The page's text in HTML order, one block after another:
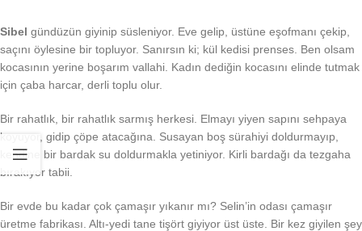
Sibel gündüzün giyinip süsleniyor. Eve gelip, üstüne eşofmanı çekip,
saçını öylesine bir topluyor. Sanırsın ki; kül kedisi prenses. Ben olsam
kocasının yerine boşarım vallahi. Kadın dediğin kocasını elinde tutmak
için çaba harcar, derli toplu olur.
Bir rahatlık, bir rahatlık sarmış herkesi. Elmayı yiyen sapını sehpaya
koyuyor, gidip çöpe atacağına. Susayan boş sürahiyi doldurmayıp,
kendine bir bardak su doldurmakla yetiniyor. Kirli bardağı da tezgaha
bırakıyor tabii.
Bir evde bu kadar çok çamaşır yıkanır mı? Selin’in odası çamaşır
üretme fabrikası. Altı-yedi tane tişört giyiyor üst üste. Bir kez giyilen şey